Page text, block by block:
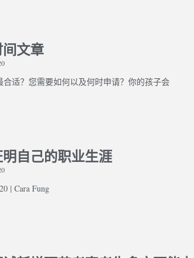
文章
合适？您需要如何以及何时申请？你的孩子会
自己的职业生涯
| Cara Fung